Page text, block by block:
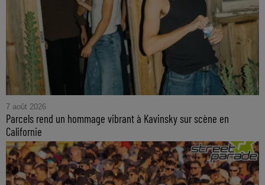
7 août 2026
Parcels rend un hommage vibrant à Kavinsky sur scène en
Californie